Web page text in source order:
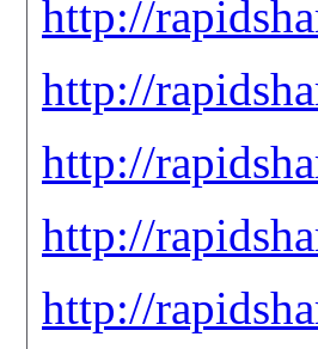
http://
http://
http://
http://
http://